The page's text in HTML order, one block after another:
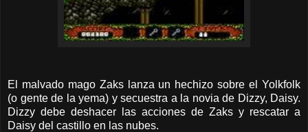
El malvado mago Zaks lanza un hechizo sobre el Yolkfolk
(o gente de la yema) y secuestra a la novia de Dizzy, Daisy.
Dizzy debe deshacer las acciones de Zaks y rescatar a
Daisy del castillo en las nubes.